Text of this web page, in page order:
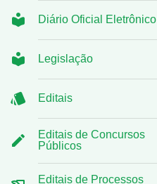
Diário Oficial Eletrônico
Legislação
Editais
Editais de Concursos
Públicos
Editais de Processos